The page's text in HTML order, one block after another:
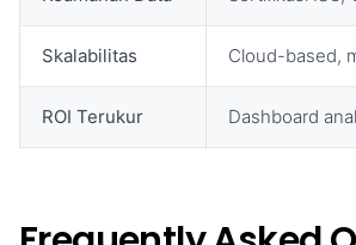
Skalabilitas Cloud-based,
ROI Terukur Dashboard